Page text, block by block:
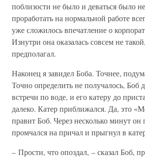
поблизости не было и деваться было
проработать на нормальной работе
уже сложилось впечатление о
Изнутри она оказалась совсем не
предполагал.
Наконец я завидел Боба. Точнее,
Точно определить не получалось, Боб
встречи по воде, и его катеру до
далеко. Катер приближался. Да, это
правит Боб. Через несколько минут он
промчался на причал и прыгнул в
– Прости, что опоздал, – сказал Боб,